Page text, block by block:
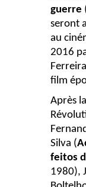
guerre
seront
au
2016
film
Après la
Silva (
feitos
1980),